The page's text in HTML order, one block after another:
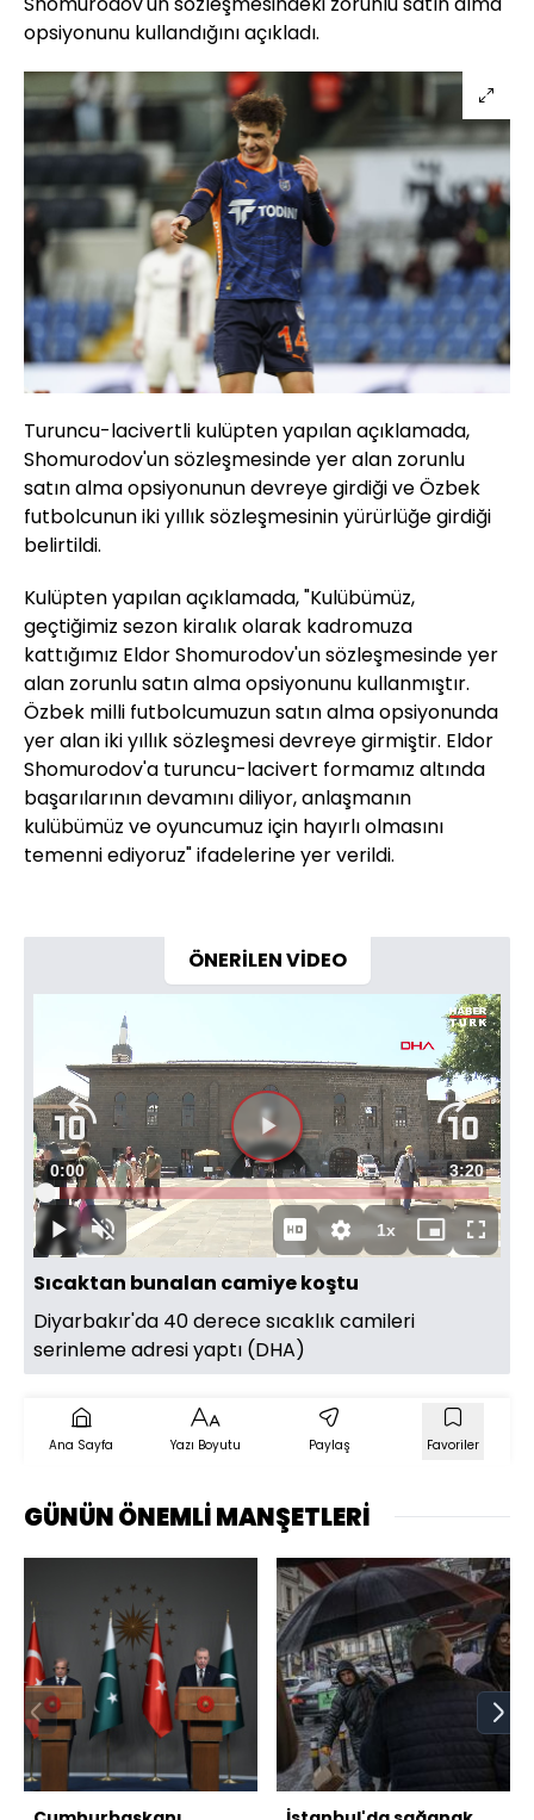
opsiyonunu kullandığını açıkladı.
Turuncu-lacivertli kulüpten yapılan açıklamada,
Shomurodov'un sözleşmesinde yer alan zorunlu
satın alma opsiyonunun devreye girdiği ve Özbek
futbolcunun iki yıllık sözleşmesinin yürürlüğe girdiği
belirtildi.
Kulüpten yapılan açıklamada, "Kulübümüz,
geçtiğimiz sezon kiralık olarak kadromuza
kattığımız Eldor Shomurodov'un sözleşmesinde yer
alan zorunlu satın alma opsiyonunu kullanmıştır.
Özbek milli futbolcumuzun satın alma opsiyonunda
yer alan iki yıllık sözleşmesi devreye girmiştir. Eldor
Shomurodov'a turuncu-lacivert formamız altında
başarılarının devamını diliyor, anlaşmanın
kulübümüz ve oyuncumuz için hayırlı olmasını
temenni ediyoruz" ifadelerine yer verildi.
ÖNERİLEN VİDEO
Videoyu
Oynat
OynatSesi
Aç
Süre
0:00 Toplam
Süre
3:20
Yüklendi:
3.12%
1xOynatma
Hızı
Mini
oynatıcı
Tam
Ekran
Sıcaktan bunalan camiye koştu
Diyarbakır'da 40 derece sıcaklık camileri
serinleme adresi yaptı (DHA)
Ana Sayfa Yazı Boyutu Paylaş Favoriler
GÜNÜN ÖNEMLİ MANŞETLERİ